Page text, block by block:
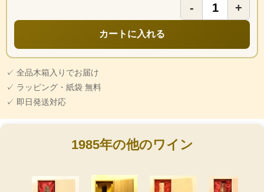
- +
カートに入れる
✓ 全品木箱入りでお届け
✓ ラッピング・紙袋 無料
✓ 即日発送対応
1985年の他のワイン